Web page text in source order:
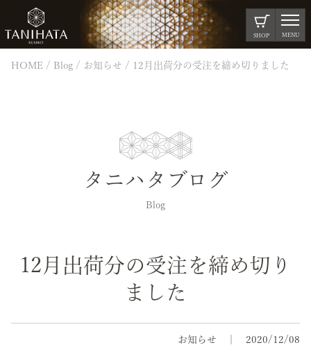
SHOP MENU
HOME Blog お知らせ 12月出荷分の受注を締め切りました
タニハタブログ
Blog
12月出荷分の受注を締め切り
ました
お知らせ 2020/12/08